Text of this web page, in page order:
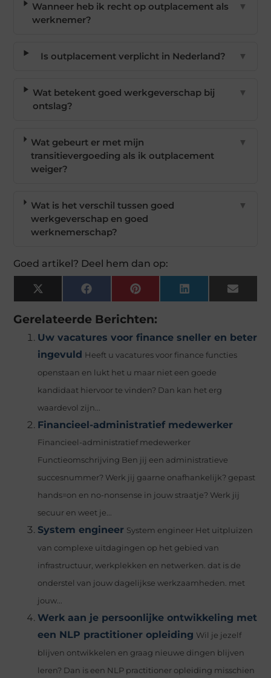
Wanneer heb ik recht op outplacement als
werknemer?
▼
Is outplacement verplicht in Nederland? ▼
Wat betekent goed werkgeverschap bij
ontslag?
▼
Wat gebeurt er met mijn
transitievergoeding als ik outplacement
weiger?
▼
Wat is het verschil tussen goed
werkgeverschap en goed
werknemerschap?
▼
Goed artikel? Deel hem dan op:
X
(Twitter)
FacebookPinterest LinkedIn Email
Gerelateerde Berichten:
Uw vacatures voor finance sneller en beter
ingevuld Heeft u vacatures voor finance functies
openstaan en lukt het u maar niet een goede
kandidaat hiervoor te vinden? Dan kan het erg
waardevol zijn...
Financieel-administratief medewerker
Financieel-administratief medewerker
Functieomschrijving Ben jij een administratieve
succesnummer? Werk jij gaarne onafhankelijk? gepast
hands=on en no-nonsense in jouw straatje? Werk jij
secuur en weet je...
System engineer System engineer Het uitpluizen
van complexe uitdagingen op het gebied van
infrastructuur, werkplekken en netwerken. dat is de
onderstel van jouw dagelijkse werkzaamheden. met
jouw...
Werk aan je persoonlijke ontwikkeling met
een NLP practitioner opleiding Wil je jezelf
blijven ontwikkelen en graag nieuwe dingen blijven
leren? Dan is een NLP practitioner opleiding misschien